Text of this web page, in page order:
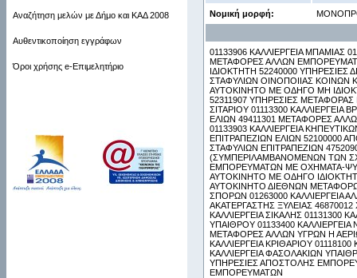
Αναζήτηση μελών με Δήμο και ΚΑΔ 2008
Αυθεντικοποίηση εγγράφων
Όροι χρήσης e-Επιμελητήριο
Νομική μορφή:
01133906 ΚΑΛΛΙΕΡΓΕΙΑ ΜΠΑΜΙΑΣ
ΜΕΤΑΦΟΡΕΣ ΑΛΛΩΝ
ΙΔΙΟΚΤΗΤΗ 52240000 ΥΠΗΡΕΣΙΕΣ
ΣΤΑΦΥΛΙΩΝ ΟΙΝΟΠΟΙΙΑΣ
ΑΥΤΟΚΙΝΗΤΟ ΜΕ ΟΔΗΓΟ ΜΗ
52311907 ΥΠΗΡΕΣΙΕΣ ΜΕΤΑΦΟΡΑΣ
ΣΙΤΑΡΙΟΥ 01113300 ΚΑΛΛΙΕΡΓΕΙΑ
ΕΛΙΩΝ 49411301 ΜΕΤΑΦΟΡΕΣ
01133903 ΚΑΛΛΙΕΡΓΕΙΑ
ΕΠΙΤΡΑΠΕΖΙΩΝ ΕΛΙΩΝ 52100000
ΣΤΑΦΥΛΙΩΝ ΕΠΙΤΡΑΠΕΖΙΩΝ
(ΣΥΜΠΕΡΙΛΑΜΒΑΝΟΜΕΝΩΝ ΤΩΝ
ΕΜΠΟΡΕΥΜΑΤΩΝ ΜΕ ΟΧΗΜΑΤΑ-
ΑΥΤΟΚΙΝΗΤΟ ΜΕ ΟΔΗΓΟ
ΑΥΤΟΚΙΝΗΤΟ ΔΙΕΘΝΩΝ
ΣΠΟΡΩΝ 01263000 ΚΑΛΛΙΕΡΓΕΙΑ
ΑΚΑΤΕΡΓΑΣΤΗΣ ΞΥΛΕΙΑΣ
ΚΑΛΛΙΕΡΓΕΙΑ ΣΙΚΑΛΗΣ 01131300
ΥΠΑΙΘΡΟΥ 01133400
ΜΕΤΑΦΟΡΕΣ ΑΛΛΩΝ ΥΓΡΩΝ Η
ΚΑΛΛΙΕΡΓΕΙΑ ΚΡΙΘΑΡΙΟΥ
ΚΑΛΛΙΕΡΓΕΙΑ ΦΑΣΟΛΑΚΙΩΝ
ΥΠΗΡΕΣΙΕΣ ΑΠΟΣΤΟΛΗΣ
ΕΜΠΟΡΕΥΜΑΤΩΝ